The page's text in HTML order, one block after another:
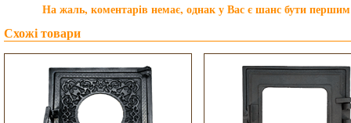
На жаль, коментарів немає, однак у Вас є шанс бути
Схожі товари